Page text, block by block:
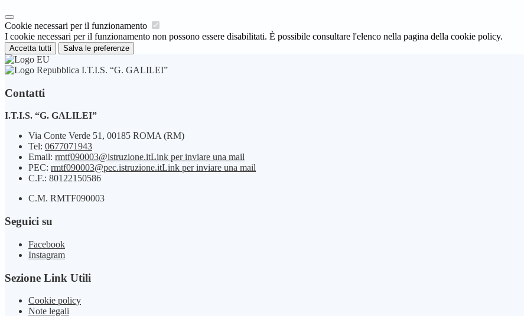
Cookie necessari per il funzionamento
I cookie necessari per il funzionamento non possono essere disabilitati. È possibile consultare l'elenco nella pagina della cookie policy.
Accetta tutti Salva le preferenze
I.T.I.S. “G. GALILEI”
Contatti
I.T.I.S. “G. GALILEI”
Via Conte Verde 51, 00185 ROMA (RM)
Tel: 0677071943
Email: rmtf090003@istruzione.itLink per inviare una mail
PEC: rmtf090003@pec.istruzione.itLink per inviare una mail
C.F.: 80122150586
C.M. RMTF090003
Seguici su
Facebook
Instagram
Sezione Link Utili
Cookie policy
Note legali